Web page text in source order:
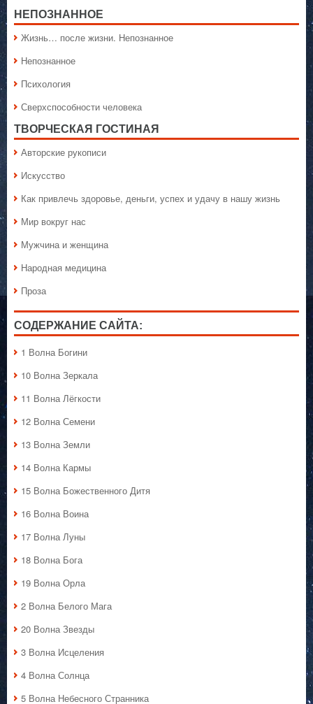
НЕПОЗНАННОЕ
Жизнь… после жизни. Непознанное
Непознанное
Психология
Сверхспособности человека
ТВОРЧЕСКАЯ ГОСТИНАЯ
Авторские рукописи
Искусство
Как привлечь здоровье, деньги, успех и удачу в нашу жизнь
Мир вокруг нас
Мужчина и женщина
Народная медицина
Проза
СОДЕРЖАНИЕ САЙТА:
1 Волна Богини
10 Волна Зеркала
11 Волна Лёгкости
12 Волна Семени
13 Волна Земли
14 Волна Кармы
15 Волна Божественного Дитя
16 Волна Воина
17 Волна Луны
18 Волна Бога
19 Волна Орла
2 Волна Белого Мага
20 Волна Звезды
3 Волна Исцеления
4 Волна Солнца
5 Волна Небесного Странника